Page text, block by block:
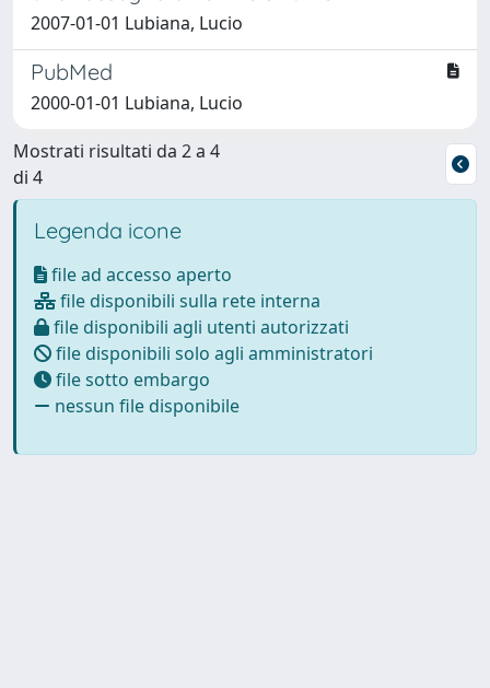
2007-01-01 Lubiana, Lucio
PubMed
2000-01-01 Lubiana, Lucio
Mostrati risultati da 2 a 4
di 4
Legenda icone
file ad accesso aperto
file disponibili sulla rete interna
file disponibili agli utenti autorizzati
file disponibili solo agli amministratori
file sotto embargo
nessun file disponibile